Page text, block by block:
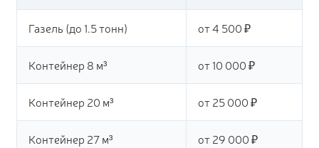
Газель (до 1.5 тонн) от 4 500 ₽
Контейнер 8 м³ от 10 000 ₽
Контейнер 20 м³ от 25 000 ₽
Контейнер 27 м³ от 29 000 ₽